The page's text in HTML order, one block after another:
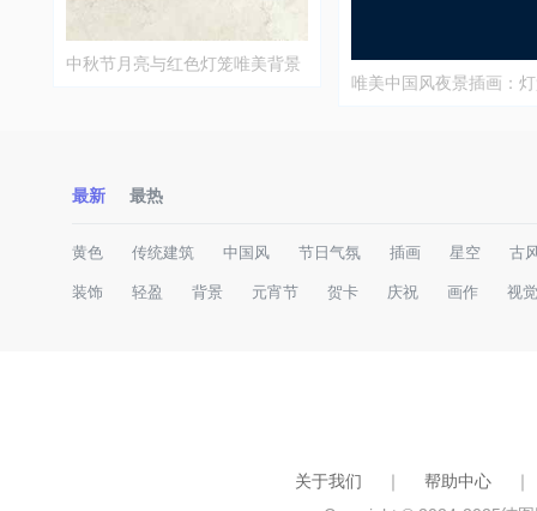
中秋节月亮与红色灯笼唯美背景
唯美中国风夜景插画：
最新 最热
黄色 传统建筑 中国风 节日气氛 插画 星空 古
装饰 轻盈 背景 元宵节 贺卡 庆祝 画作 视
关于我们 ｜ 帮助中心
｜